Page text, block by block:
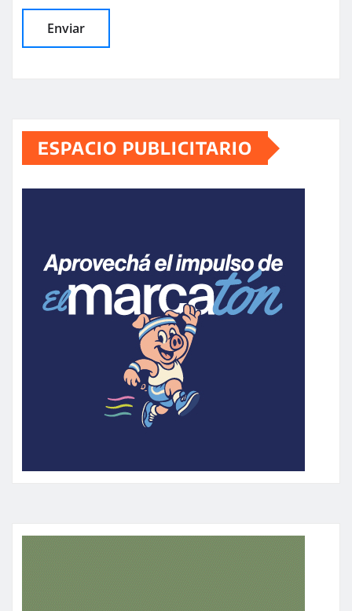
ESPACIO PUBLICITARIO